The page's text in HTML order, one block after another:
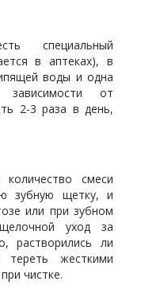
специальный
в аптеках), в
воды и одна
от
2-3 раза в день,
смеси
зубную щетку, и
или при зубном
уход за
растворились ли
жесткими
чистке.